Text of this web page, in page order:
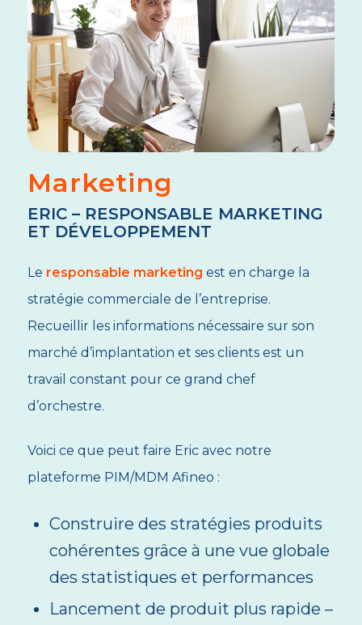
Marketing
ERIC – RESPONSABLE MARKETING
ET DÉVELOPPEMENT
Le responsable marketing est en charge la
stratégie commerciale de l’entreprise.
Recueillir les informations nécessaire sur son
marché d’implantation et ses clients est un
travail constant pour ce grand chef
d’orchestre.
Voici ce que peut faire Eric avec notre
plateforme PIM/MDM Afineo :
Construire des stratégies produits
cohérentes grâce à une vue globale
des statistiques et performances
Lancement de produit plus rapide –